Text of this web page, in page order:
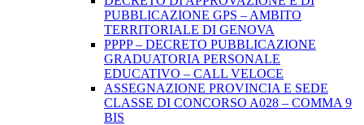
PUBBLICAZIONE GPS – AMBITO
TERRITORIALE DI GENOVA
PPPP – DECRETO PUBBLICAZIONE
GRADUATORIA PERSONALE
EDUCATIVO – CALL VELOCE
ASSEGNAZIONE PROVINCIA E SEDE
CLASSE DI CONCORSO A028 – COMMA 9
BIS